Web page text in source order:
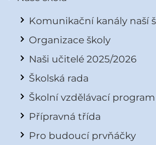
Komunikační kanály naší
Organizace školy
Naši učitelé 2025/2026
Školská rada
Školní vzdělávací program
Přípravná třída
Pro budoucí prvňáčky